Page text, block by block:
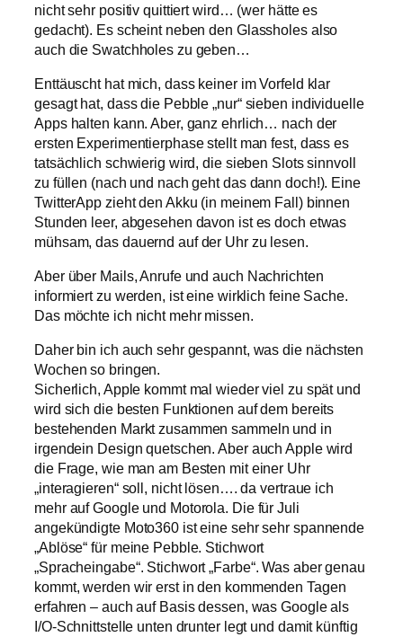
nicht sehr positiv quittiert wird… (wer hätte es
gedacht). Es scheint neben den Glassholes also
auch die Swatchholes zu geben…
Enttäuscht hat mich, dass keiner im Vorfeld klar
gesagt hat, dass die Pebble „nur“ sieben individuelle
Apps halten kann. Aber, ganz ehrlich… nach der
ersten Experimentierphase stellt man fest, dass es
tatsächlich schwierig wird, die sieben Slots sinnvoll
zu füllen (nach und nach geht das dann doch!). Eine
TwitterApp zieht den Akku (in meinem Fall) binnen
Stunden leer, abgesehen davon ist es doch etwas
mühsam, das dauernd auf der Uhr zu lesen.
Aber über Mails, Anrufe und auch Nachrichten
informiert zu werden, ist eine wirklich feine Sache.
Das möchte ich nicht mehr missen.
Daher bin ich auch sehr gespannt, was die nächsten
Wochen so bringen.
Sicherlich, Apple kommt mal wieder viel zu spät und
wird sich die besten Funktionen auf dem bereits
bestehenden Markt zusammen sammeln und in
irgendein Design quetschen. Aber auch Apple wird
die Frage, wie man am Besten mit einer Uhr
„interagieren“ soll, nicht lösen…. da vertraue ich
mehr auf Google und Motorola. Die für Juli
angekündigte Moto360 ist eine sehr sehr spannende
„Ablöse“ für meine Pebble. Stichwort
„Spracheingabe“. Stichwort „Farbe“. Was aber genau
kommt, werden wir erst in den kommenden Tagen
erfahren – auch auf Basis dessen, was Google als
I/O-Schnittstelle unten drunter legt und damit künftig